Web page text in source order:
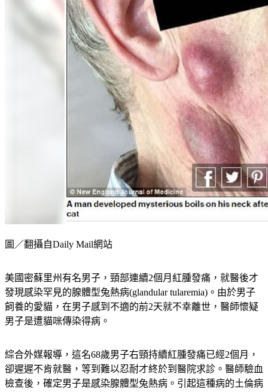
圖／翻攝自Daily Mail網站
美國密蘇里州有名男子，頸部連續2個月紅腫發痛，就醫後才
發現感染罕見的腺體型兔熱病(glandular tularemia)。由於男子
飼養的愛貓，在男子感到不適的前2天就不幸離世，醫師懷疑
男子是遭貓咪傳染得病。
綜合外媒報導，這名68歲男子右頸持續紅腫發痛已經2個月，
卻遲遲不肯就醫，等到難以忍耐才終於到醫院求診。醫師驗血
檢查後，確定男子是感染腺體型兔熱病。引起這種病的土倫病